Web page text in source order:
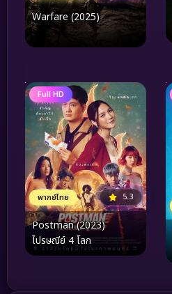
Warfare (2025)
Full HD
พากย์ไทย 5.3
Postman (2023)
ไปรษณีย์ 4 โลก